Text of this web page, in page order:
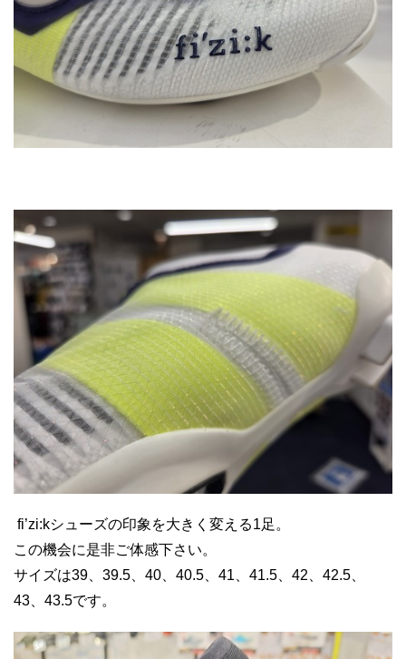
fi’zi:kシューズの印象を大きく変える1足。
この機会に是非ご体感下さい。
サイズは39、39.5、40、40.5、41、41.5、42、42.5、
43、43.5です。